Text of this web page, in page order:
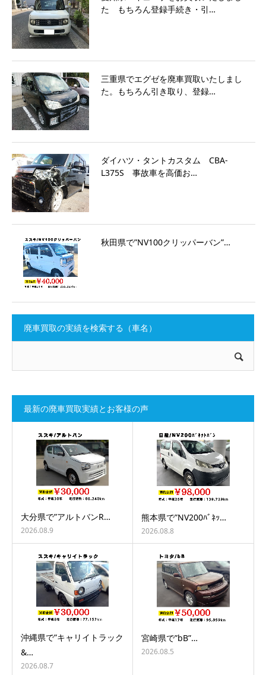
た もちろん登録手続き・引…
三重県でエグゼを廃車買取いたしまし
た。もちろん引き取り、登録…
ダイハツ・タントカスタム CBA-
L375S 事故車を高価お…
秋田県で”NV100クリッパーバン”…
廃車買取の実績を検索する（車名）
最新の廃車買取実績とお客様の声
大分県で”アルトバンR…
2026.08.9
熊本県で”NV200ﾊﾞﾈｯ…
2026.08.8
沖縄県で”キャリイトラック
&…
2026.08.7
宮崎県で”bB”…
2026.08.5